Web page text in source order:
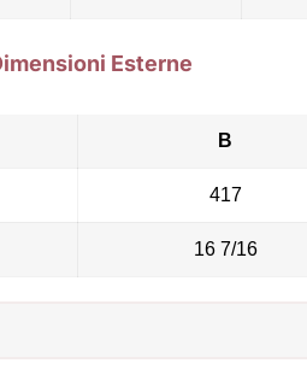
Esterne
B
417
16 7/16